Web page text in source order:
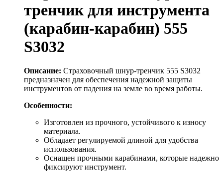
тренчик для инструмента
(карабин-карабин) 555
S3032
Описание: Страховочный шнур-тренчик 555 S3032
предназначен для обеспечения надежной защиты
инструментов от падения на земле во время работы.
Особенности:
Изготовлен из прочного, устойчивого к износу
материала.
Обладает регулируемой длиной для удобства
использования.
Оснащен прочными карабинами, которые надежно
фиксируют инструмент.